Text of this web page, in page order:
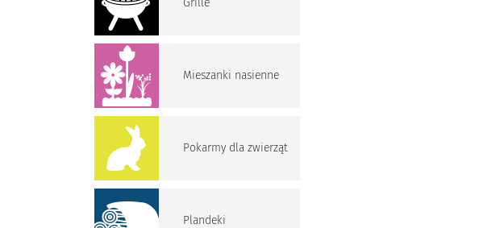
Grille
Mieszanki nasienne
Pokarmy dla zwierząt
Plandeki